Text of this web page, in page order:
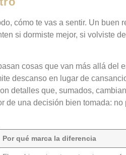
cómo te vas a sentir. Un buen
si dormiste mejor, si volviste
cosas que van más allá del
descanso en lugar de
detalles que, sumados,
de una decisión bien tomada: no
Por qué marca la diferencia